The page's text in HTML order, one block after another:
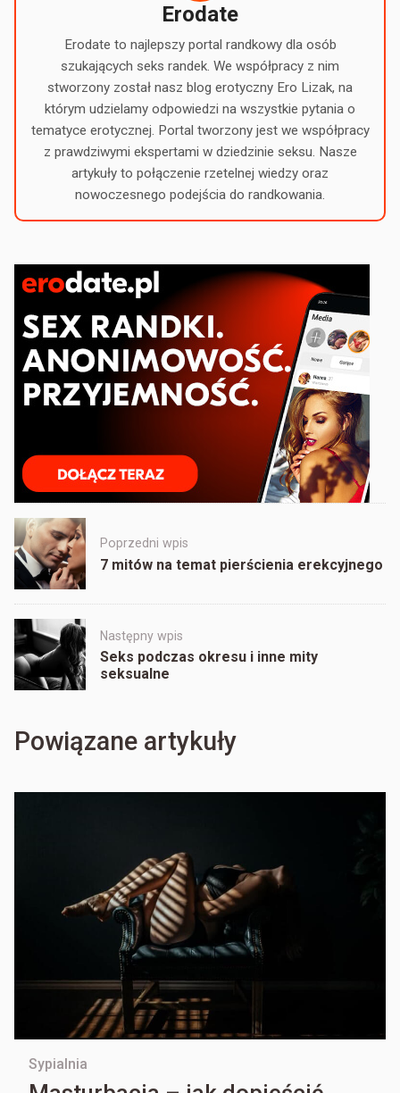
Erodate
Erodate to najlepszy portal randkowy dla osób
szukających seks randek. We współpracy z nim
stworzony został nasz blog erotyczny Ero Lizak, na
którym udzielamy odpowiedzi na wszystkie pytania o
tematyce erotycznej. Portal tworzony jest we współpracy
z prawdziwymi ekspertami w dziedzinie seksu. Nasze
artykuły to połączenie rzetelnej wiedzy oraz
nowoczesnego podejścia do randkowania.
Post
navigation
Poprzedni wpis
7 mitów na temat pierścienia erekcyjnego
Następny wpis
Seks podczas okresu i inne mity
seksualne
Powiązane artykuły
Sypialnia